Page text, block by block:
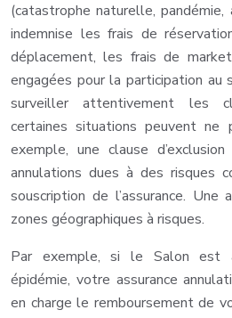
(catastrophe naturelle,
indemnise les frais de
déplacement, les frais de
engagées pour la participation
surveiller attentivement les
certaines situations peuvent ne
exemple, une clause
annulations dues à des risques
souscription de l’assurance.
zones géographiques à risques.
Par exemple, si le Salon est
épidémie, votre assurance
en charge le remboursement de